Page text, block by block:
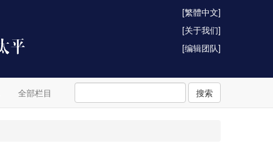
[繁體中文]
[关于我们]
[编辑团队]
全部栏目 搜索